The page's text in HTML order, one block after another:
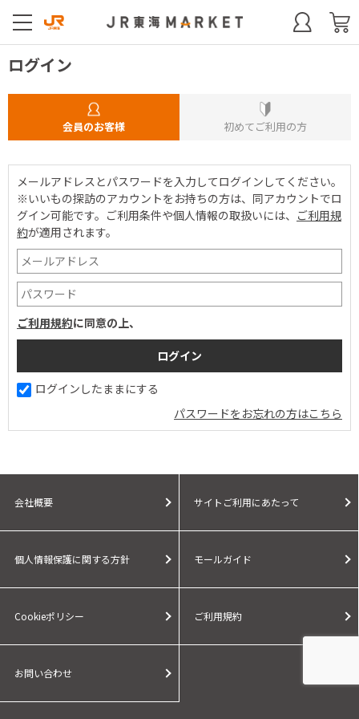
ログイン
会員のお客様 初めてご利用の方
メールアドレスとパスワードを入力してログインしてください。
※いいもの探訪のアカウントをお持ちの方は、同アカウントでロ
グイン可能です。 ご利用条件や個人情報の取扱いには、 ご利用規
約が適用されます。
ご利用規約に同意の上、
ログインしたままにする
パスワードをお忘れの方はこちら
会社概要 サイトご利用にあたって
個人情報保護に関する方針 モールガイド
Cookieポリシー ご利用規約
お問い合わせ